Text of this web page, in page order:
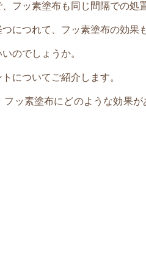
フッ素塗布も同じ間隔での処
につれて、フッ素塗布の効果
のでしょうか。
についてご紹介します。
ッ素塗布にどのような効果